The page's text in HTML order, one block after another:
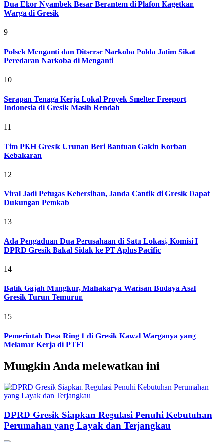
Dua Ekor Nyambek Besar Berantem di Plafon Kagetkan
Warga di Gresik
9
Polsek Menganti dan Ditserse Narkoba Polda Jatim Sikat
Peredaran Narkoba di Menganti
10
Serapan Tenaga Kerja Lokal Proyek Smelter Freeport
Indonesia di Gresik Masih Rendah
11
Tim PKH Gresik Urunan Beri Bantuan Gakin Korban
Kebakaran
12
Viral Jadi Petugas Kebersihan, Janda Cantik di Gresik Dapat
Dukungan Pemkab
13
Ada Pengaduan Dua Perusahaan di Satu Lokasi, Komisi I
DPRD Gresik Bakal Sidak ke PT Aplus Pacific
14
Batik Gajah Mungkur, Mahakarya Warisan Budaya Asal
Gresik Turun Temurun
15
Pemerintah Desa Ring 1 di Gresik Kawal Warganya yang
Melamar Kerja di PTFI
Mungkin Anda melewatkan ini
DPRD Gresik Siapkan Regulasi Penuhi Kebutuhan
Perumahan yang Layak dan Terjangkau